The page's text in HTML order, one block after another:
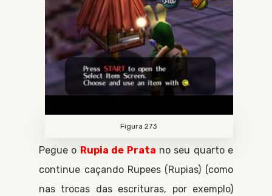
Figura 273
Pegue o Rupia de Prata no seu quarto e
continue caçando Rupees Rupias
(como
nas trocas das escrituras, por exemplo)